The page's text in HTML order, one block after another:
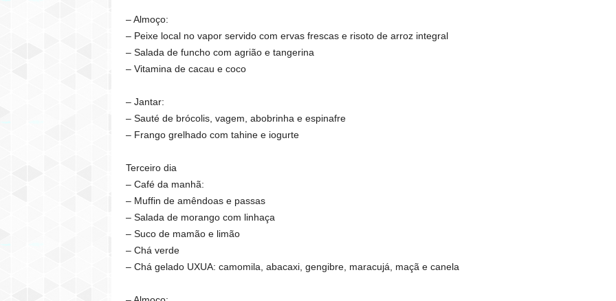
– Almoço:
– Peixe local no vapor servido com ervas frescas e risoto de arroz integral
– Salada de funcho com agrião e tangerina
– Vitamina de cacau e coco
– Jantar:
– Sauté de brócolis, vagem, abobrinha e espinafre
– Frango grelhado com tahine e iogurte
Terceiro dia
– Café da manhã:
– Muffin de amêndoas e passas
– Salada de morango com linhaça
– Suco de mamão e limão
– Chá verde
– Chá gelado UXUA: camomila, abacaxi, gengibre, maracujá, maçã e canela